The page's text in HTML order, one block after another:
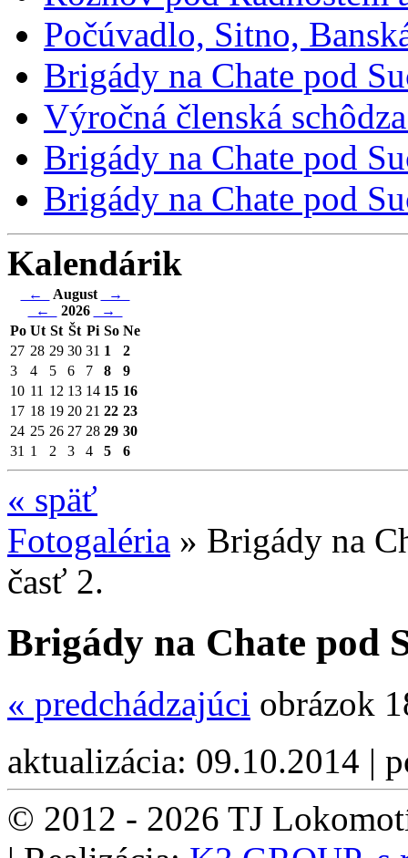
Počúvadlo, Sitno,
Brigády na Chate pod
Výročná členská
Brigády na Chate pod
Brigády na Chate pod
Kalendárik
← August
→
←
2026
→
Po Ut St Št Pi So Ne
27 28 29 30 31 1
2
3
4 5 6 7 8
9
10 11 12 13 14 15 16
17 18 19 20 21 22 23
24 25 26 27 28 29 30
31 1 2 3 4 5 6
« späť
Fotogaléria » Brigády na
časť 2.
Brigády na Chate pod
« predchádzajúci obrázok
aktualizácia: 09.10.2014 |
© 2012 - 2026 TJ